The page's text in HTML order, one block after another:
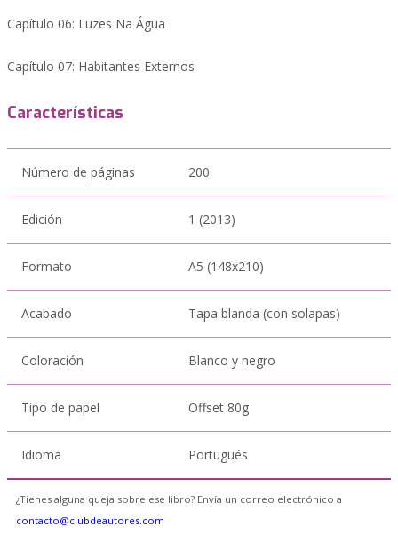
Capítulo 06: Luzes Na Água
Capítulo 07: Habitantes Externos
Características
Número de páginas 200
Edición 1 (2013)
Formato A5 (148x210)
Acabado Tapa blanda (con solapas)
Coloración Blanco y negro
Tipo de papel Offset 80g
Idioma Portugués
¿Tienes alguna queja sobre ese libro? Envía un correo electrónico a
contacto@clubdeautores.com